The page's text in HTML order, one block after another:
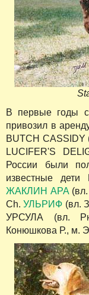
В первые годы
привозил в
BUTCH CASSIDY
LUCIFER'S
России были
известные дети
ЖАКЛИН АРА(вл.
Ch.УЛЬРИФ (вл.
УРСУЛА (вл.
Конюшкова Р., м.